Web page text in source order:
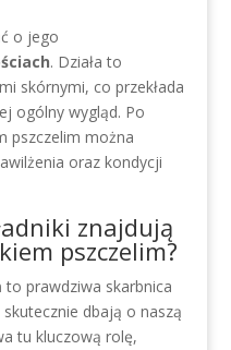
o jego
. Działa to
skórnymi, co przekłada
ogólny wygląd. Po
pszczelim można
oraz kondycji
znajdują
pszczelim?
to prawdziwa skarbnica
dbają o naszą
tu kluczową rolę,